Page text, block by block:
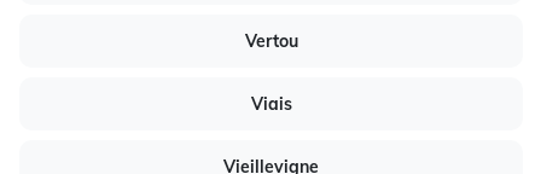
Vertou
Viais
Vieillevigne